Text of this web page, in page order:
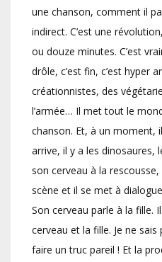
une chanson, comment il
indirect. C’est une
ou douze minutes. C’est
drôle, c’est fin, c’est hyper
créationnistes, des
l’armée… Il met tout le
chanson. Et, à un moment,
arrive, il y a les dinosaures,
son cerveau à la
scène et il se met à
Son cerveau parle à la fille.
cerveau et la fille. Je ne sais
faire un truc pareil ! Et la